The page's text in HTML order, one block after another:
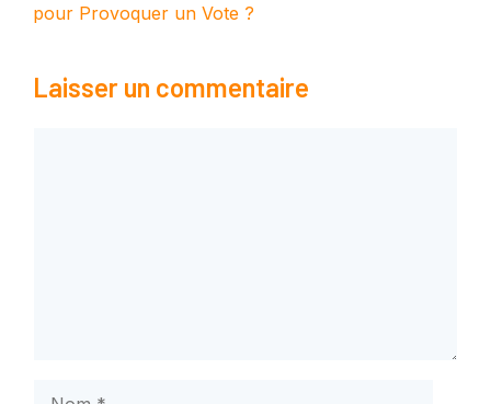
pour Provoquer un Vote ?
Laisser un commentaire